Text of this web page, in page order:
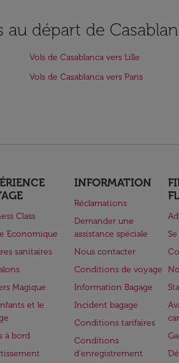
au départ de
Vols de Casablanca vers Lille
Vols de Casablanca vers Paris
Class
Economique
sanitaires
Magique
et le
à bord
INFORMATION
Réclamations
Demander une
assistance spéciale
Nous contacter
Conditions de voyage
Information Bagage
Incident bagage
Conditions tarifaires
Conditions
d'enregistrement